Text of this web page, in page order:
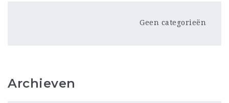
Geen categorieën
Archieven